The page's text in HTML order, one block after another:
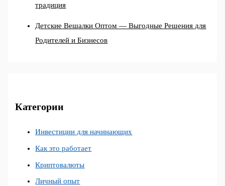
традиция
Детские Вешалки Оптом — Выгодные Решения для
Родителей и Бизнесов
Категории
Инвестиции для начинающих
Как это работает
Криптовалюты
Личный опыт